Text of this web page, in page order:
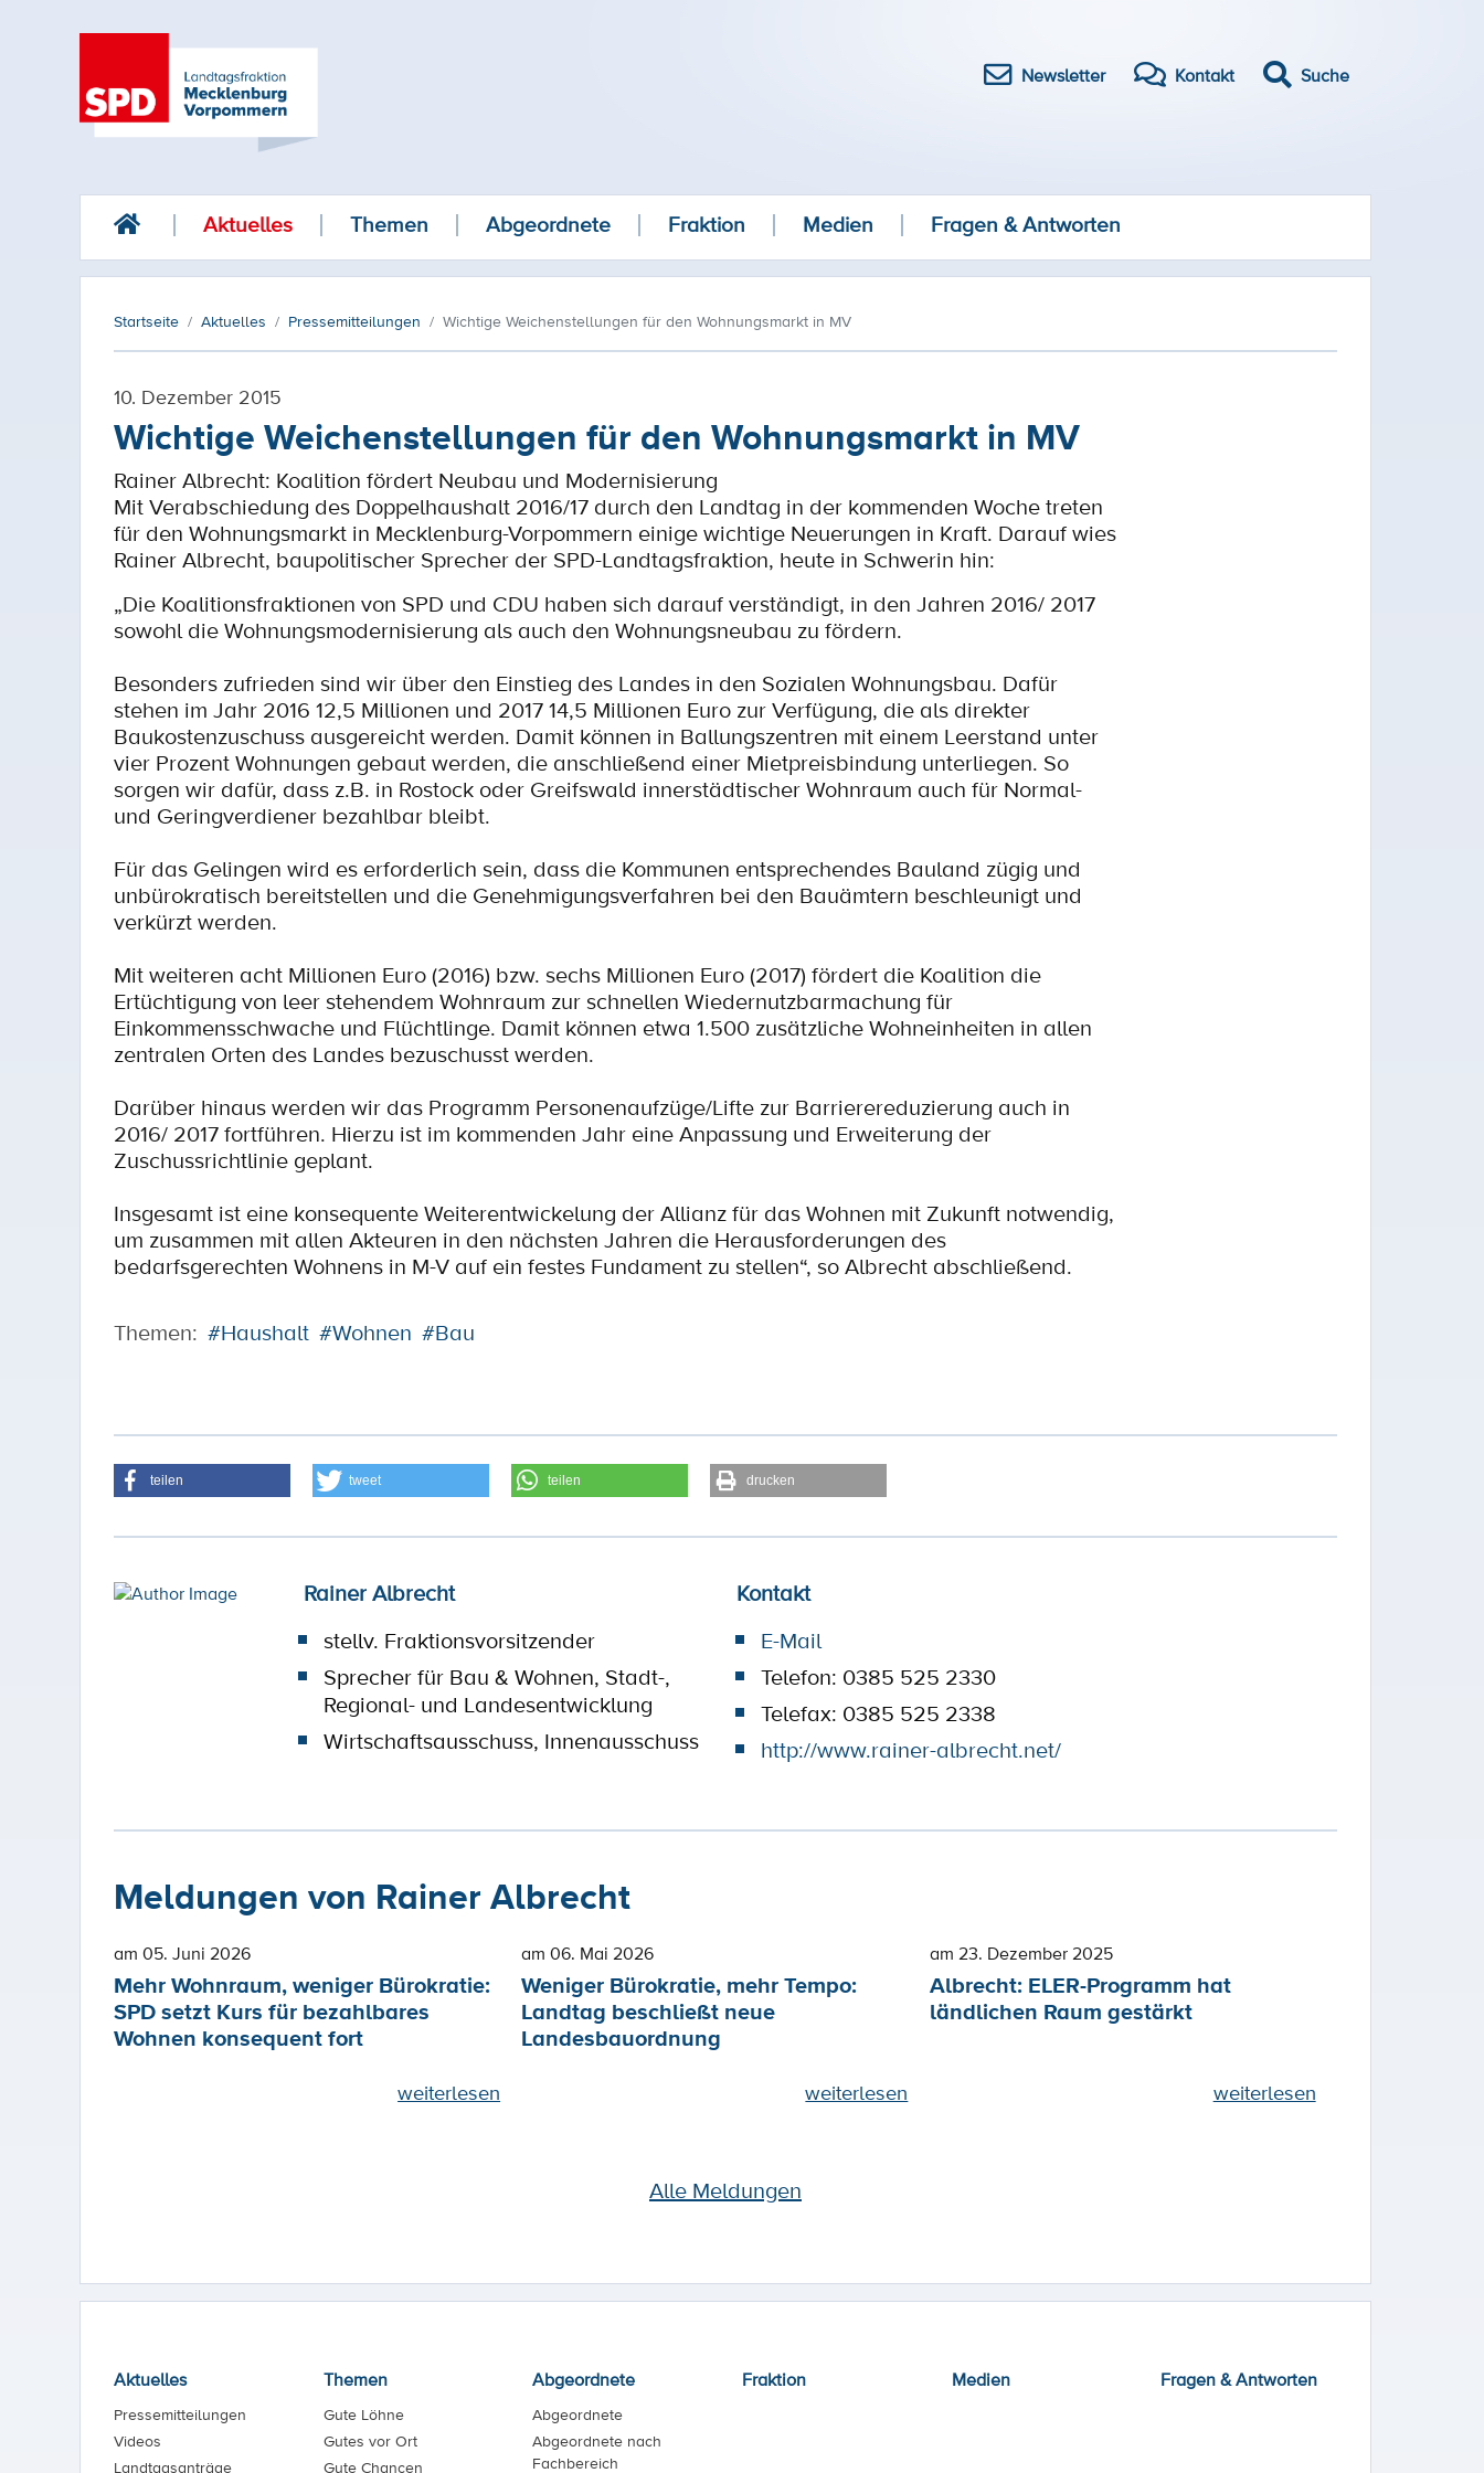
Newsletter Kontakt Suche
Aktuelles Themen Abgeordnete Fraktion Medien Fragen & Antworten
Startseite Aktuelles Pressemitteilungen Wichtige Weichenstellungen für den Wohnungsmarkt in MV
10. Dezember 2015
Wichtige Weichenstellungen für den Wohnungsmarkt in MV
Rainer Albrecht: Koalition fördert Neubau und Modernisierung
Mit Verabschiedung des Doppelhaushalt 2016/17 durch den Landtag in der kommenden Woche treten
für den Wohnungsmarkt in Mecklenburg-Vorpommern einige wichtige Neuerungen in Kraft. Darauf wies
Rainer Albrecht, baupolitischer Sprecher der SPD-Landtagsfraktion, heute in Schwerin hin:
„Die Koalitionsfraktionen von SPD und CDU haben sich darauf verständigt, in den Jahren 2016/ 2017
sowohl die Wohnungsmodernisierung als auch den Wohnungsneubau zu fördern.
Besonders zufrieden sind wir über den Einstieg des Landes in den Sozialen Wohnungsbau. Dafür
stehen im Jahr 2016 12,5 Millionen und 2017 14,5 Millionen Euro zur Verfügung, die als direkter
Baukostenzuschuss ausgereicht werden. Damit können in Ballungszentren mit einem Leerstand unter
vier Prozent Wohnungen gebaut werden, die anschließend einer Mietpreisbindung unterliegen. So
sorgen wir dafür, dass z.B. in Rostock oder Greifswald innerstädtischer Wohnraum auch für Normal-
und Geringverdiener bezahlbar bleibt.
Für das Gelingen wird es erforderlich sein, dass die Kommunen entsprechendes Bauland zügig und
unbürokratisch bereitstellen und die Genehmigungsverfahren bei den Bauämtern beschleunigt und
verkürzt werden.
Mit weiteren acht Millionen Euro (2016) bzw. sechs Millionen Euro (2017) fördert die Koalition die
Ertüchtigung von leer stehendem Wohnraum zur schnellen Wiedernutzbarmachung für
Einkommensschwache und Flüchtlinge. Damit können etwa 1.500 zusätzliche Wohneinheiten in allen
zentralen Orten des Landes bezuschusst werden.
Darüber hinaus werden wir das Programm Personenaufzüge/Lifte zur Barrierereduzierung auch in
2016/ 2017 fortführen. Hierzu ist im kommenden Jahr eine Anpassung und Erweiterung der
Zuschussrichtlinie geplant.
Insgesamt ist eine konsequente Weiterentwickelung der Allianz für das Wohnen mit Zukunft notwendig,
um zusammen mit allen Akteuren in den nächsten Jahren die Herausforderungen des
bedarfsgerechten Wohnens in M-V auf ein festes Fundament zu stellen“, so Albrecht abschließend.
Themen: #Haushalt #Wohnen #Bau
teilen tweet teilen drucken
Rainer Albrecht
Kontakt
stellv. Fraktionsvorsitzender
Sprecher für Bau & Wohnen, Stadt-,
Regional- und Landesentwicklung
Wirtschaftsausschuss, Innenausschuss
E-Mail
Telefon: 0385 525 2330
Telefax: 0385 525 2338
http://www.rainer-albrecht.net/
Meldungen von Rainer Albrecht
am 05. Juni 2026
Mehr Wohnraum, weniger Bürokratie:
SPD setzt Kurs für bezahlbares
Wohnen konsequent fort
weiterlesen
am 06. Mai 2026
Weniger Bürokratie, mehr Tempo:
Landtag beschließt neue
Landesbauordnung
weiterlesen
am 23. Dezember 2025
Albrecht: ELER-Programm hat
ländlichen Raum gestärkt
weiterlesen
Alle Meldungen
Aktuelles
Pressemitteilungen
Videos
Landtagsanträge
Themen
Gute Löhne
Gutes vor Ort
Gute Chancen
Abgeordnete
Abgeordnete
Abgeordnete nach
Fachbereich
Fraktion Medien Fragen & Antworten